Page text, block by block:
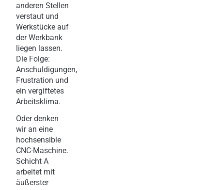
anderen Stellen
verstaut und
Werkstücke auf
der Werkbank
liegen lassen.
Die Folge:
Anschuldigungen,
Frustration und
ein vergiftetes
Arbeitsklima.
Oder denken
wir an eine
hochsensible
CNC-Maschine.
Schicht A
arbeitet mit
äußerster